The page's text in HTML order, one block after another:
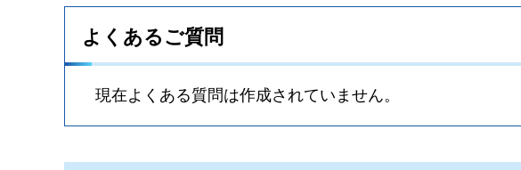
よくあるご質問
現在よくある質問は作成されていません。